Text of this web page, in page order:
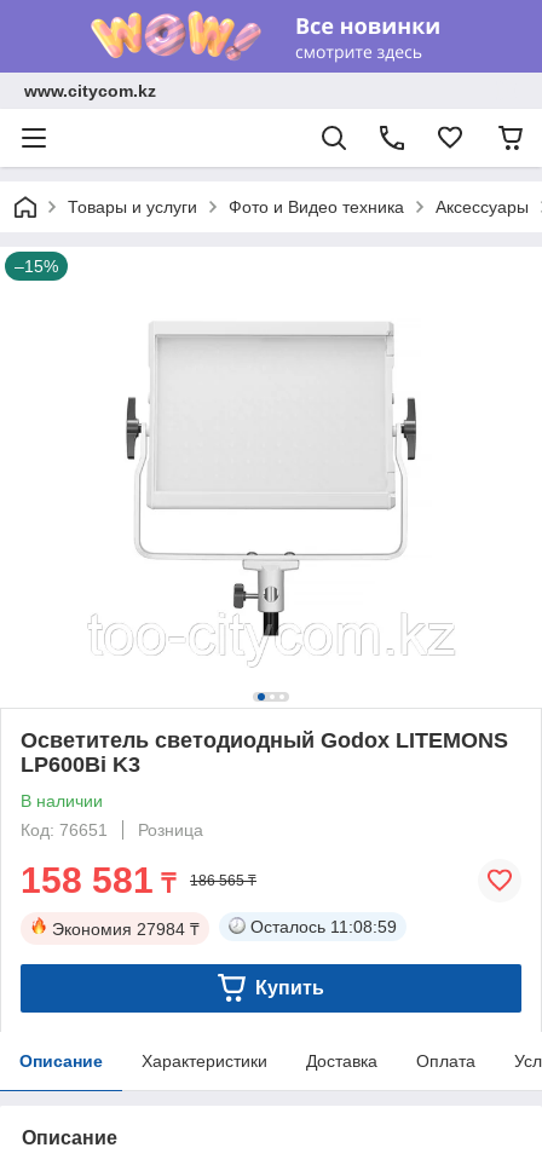
www.citycom.kz
Товары и услуги Фото и Видео техника Аксессуары
–15%
Осветитель светодиодный Godox LITEMONS
LP600Bi K3
В наличии
Код: 76651
Розница
158 581 ₸ 186 565 ₸
Экономия 27984 ₸ Осталось 11:08:58
Купить
Описание Характеристики Доставка Оплата
Описание